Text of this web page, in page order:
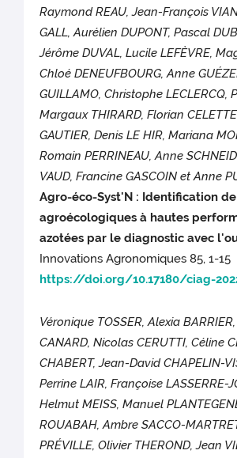
Raymond REAU, Jean-François
GALL, Aurélien DUPONT, Pascal
Jérôme DUVAL, Lucile LEFÈVRE,
Chloé DENEUFBOURG, Anne
GUILLAMO, Christophe LECLERCQ,
Margaux THIRARD, Florian
GAUTIER, Denis LE HIR, Mariana
Romain PERRINEAU, Anne
VAUD, Francine GASCOIN et Anne
Agro-éco-Syst'N : Identification
agroécologiques à hautes
azotées par le diagnostic avec
Innovations Agronomiques 85, 1-15
https://doi.org/10.17180/ciag-
Véronique TOSSER, Alexia
CANARD, Nicolas CERUTTI, Céline
CHABERT, Jean-David CHAPELIN-
Perrine LAIR, Françoise LASSERRE-
Helmut MEISS, Manuel
ROUABAH, Ambre SACCO-
PRÉVILLE, Olivier THEROND, Jean